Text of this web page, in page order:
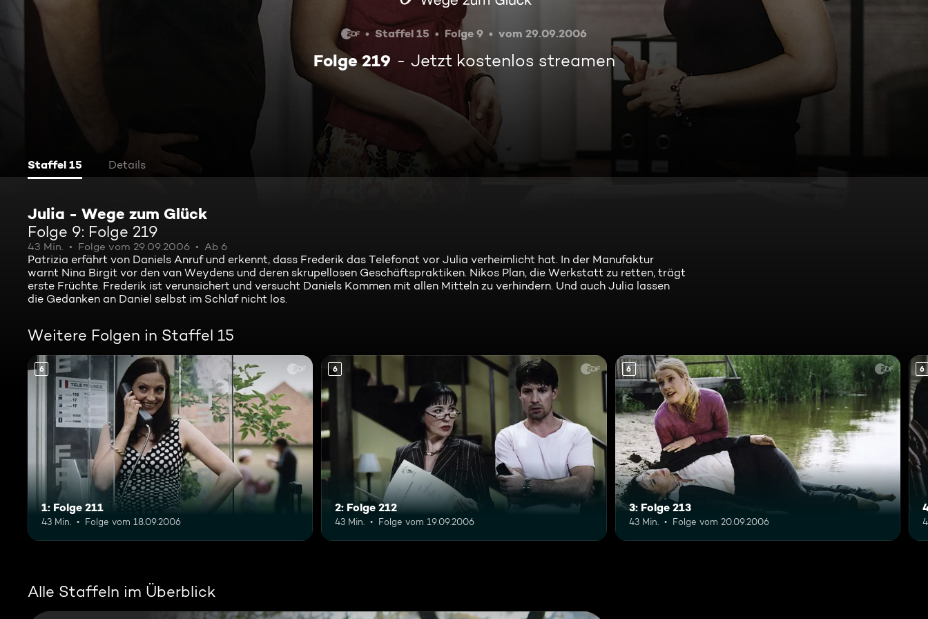
Staffel 15 Folge 9 vom 29.09.2006
Folge 219 Jetzt kostenlos streamen
Staffel 15 Details
Julia - Wege zum Glück
Folge 9: Folge 219
43 Min. Folge vom 29.09.2006 Ab 6
Patrizia erfährt von Daniels Anruf und erkennt, dass Frederik das Telefonat vor Julia verheimlicht hat. In der Manufaktur
warnt Nina Birgit vor den van Weydens und deren skrupellosen Geschäftspraktiken. Nikos Plan, die Werkstatt zu retten, trägt
erste Früchte. Frederik ist verunsichert und versucht Daniels Kommen mit allen Mitteln zu verhindern. Und auch Julia lassen
die Gedanken an Daniel selbst im Schlaf nicht los.
Weitere Folgen in Staffel 15
6
1: Folge 211
43 Min. Folge vom 18.09.2006
6
2: Folge 212
43 Min. Folge vom 19.09.2006
6
3: Folge 213
43 Min. Folge vom 20.09.2006
6
Alle Staffeln im Überblick